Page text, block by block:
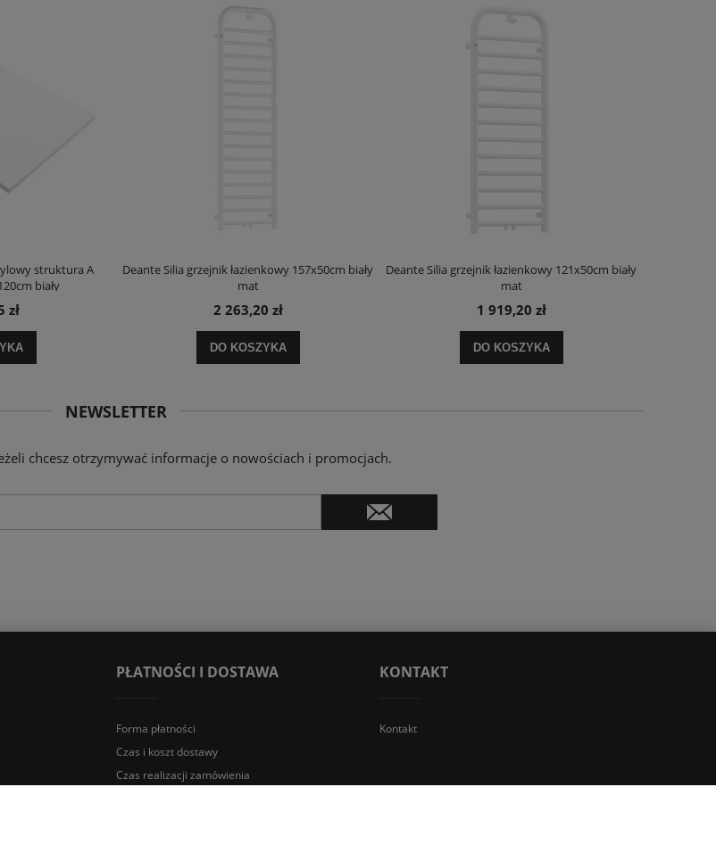
struktura A
biały
zł
Deante Silia grzejnik łazienkowy 157x50cm biały
mat
2 263,20 zł
DO KOSZYKA
Deante Silia grzejnik łazienkowy 121x50cm biały
mat
1 919,20 zł
DO KOSZYKA
NEWSLETTER
chcesz otrzymywać informacje o nowościach i promocjach.
PŁATNOŚCI I DOSTAWA
Forma płatności
Czas i koszt dostawy
Czas realizacji zamówienia
KONTAKT
Kontakt
| Tel.: 600 012 164 lub 600 012 159 | TGS Przemysław Stoń | NIP: 6312213594 | REGON: 276403698